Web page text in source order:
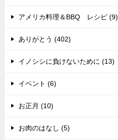
アメリカ料理＆BBQ レシピ (9)
ありがとう (402)
イノシシに負けないために (13)
イベント (6)
お正月 (10)
お肉のはなし (5)